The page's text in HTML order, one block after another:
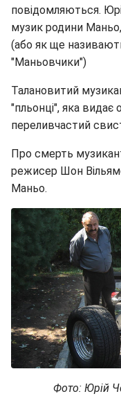
повідомляються.
музик родини Маньо,
(або як ще
"Маньовчики")
Талановитий
"пльонці", яка видає
переливчастий
Про смерть
режисер Шон
Маньо.
Фото: Юрій